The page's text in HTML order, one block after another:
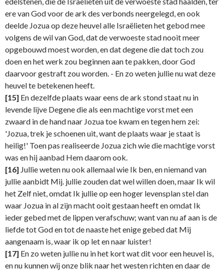
ere van God voor de ark des verbonds neergelegd, en ook
deelde Jozua op deze heuvel alle Israëlieten het gebod mee
volgens de wil van God, dat de verwoeste stad nooit meer
opgebouwd moest worden, en dat degene die dat toch zou
doen en het werk zou beginnen aan te pakken, door God
daarvoor gestraft zou worden. - En zo weten jullie nu wat deze
heuvel te betekenen heeft.
[15] En dezelfde plaats waar eens de ark stond staat nu in
levende lijve Degene die als een machtige vorst met een
zwaard in de hand naar Jozua toe kwam en tegen hem zei:
'Jozua, trek je schoenen uit, want de plaats waar je staat is
heilig!' Toen pas realiseerde Jozua zich wie die machtige vorst
was en hij aanbad Hem daarom ook.
[16] Jullie weten nu ook allemaal wie Ik ben, en niemand van
jullie aanbidt Mij. jullie zouden dat wel willen doen, maar Ik wil
het Zelf niet, omdat Ik jullie op een hoger levensplan stel dan
waar Jozua in al zijn macht ooit gestaan heeft en omdat Ik
ieder gebed met de lippen verafschuw; want van nu af aan is de
liefde tot God en tot de naaste het enige gebed dat Mij
aangenaam is, waar ik op let en naar luister!
[17] En zo weten jullie nu in het kort wat dit voor een heuvel is,
en nu kunnen wij onze blik naar het westen richten en daar de